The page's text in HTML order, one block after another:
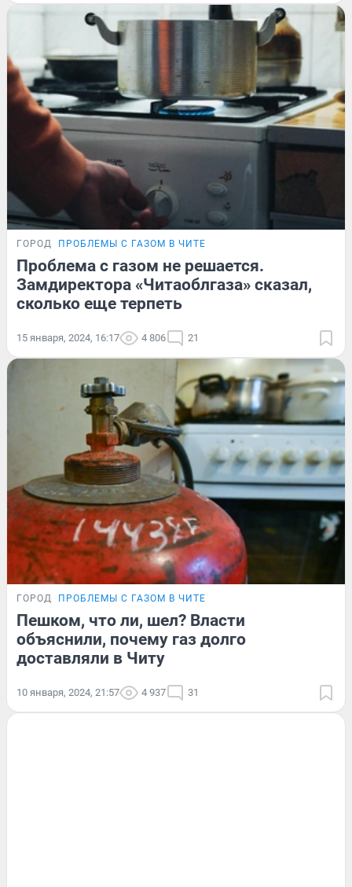
ГОРОД ПРОБЛЕМЫ С ГАЗОМ В ЧИТЕ
Проблема с газом не решается.
Замдиректора «Читаоблгаза» сказал,
сколько еще терпеть
15 января, 2024, 16:17 4 806 21
ГОРОД ПРОБЛЕМЫ С ГАЗОМ В ЧИТЕ
Пешком, что ли, шел? Власти
объяснили, почему газ долго
доставляли в Читу
10 января, 2024, 21:57 4 937 31